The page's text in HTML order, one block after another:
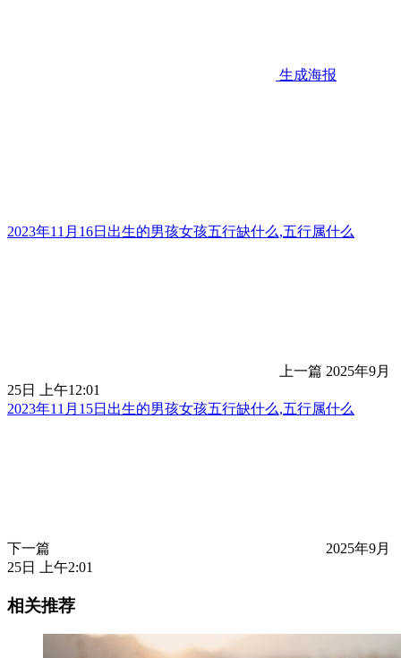
生成海报
2023年11月16日出生的男孩女孩五行缺什么,五行属什么
上一篇 2025年9月
25日 上午12:01
2023年11月15日出生的男孩女孩五行缺什么,五行属什么
下一篇
2025年9月
25日 上午2:01
相关推荐